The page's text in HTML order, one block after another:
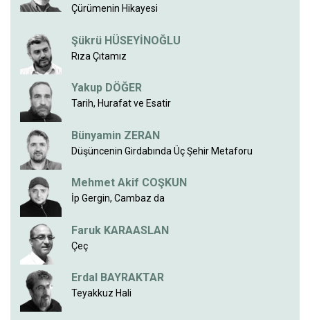
Çürümenin Hikayesi
Şükrü HÜSEYİNOĞLU
Rıza Çıtamız
Yakup DÖĞER
Tarih, Hurafat ve Esatir
Bünyamin ZERAN
Düşüncenin Girdabında Üç Şehir Metaforu
Mehmet Akif COŞKUN
İp Gergin, Cambaz da
Faruk KARAASLAN
Çeç
Erdal BAYRAKTAR
Teyakkuz Hali